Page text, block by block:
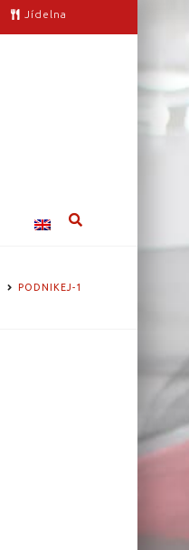
Jídelna
PODNIKEJ-1